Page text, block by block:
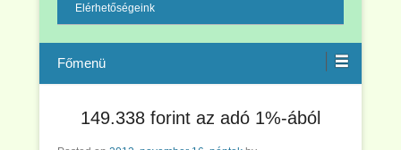
Elérhetőségeink
Menu
149.338 forint az adó 1%-ából